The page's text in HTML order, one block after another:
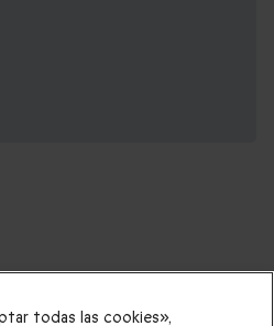
que podrían
todas las cookies»,